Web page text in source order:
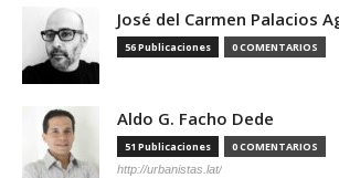
José del Carmen Palacios
56 Publicaciones 0 COMENTARIOS
Aldo G. Facho Dede
51 Publicaciones 0 COMENTARIOS
http://urbanistas.lat/